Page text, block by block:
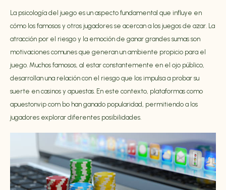
La psicología del juego es un aspecto fundamental que influye en
cómo los famosos y otros jugadores se acercan a los juegos de azar. La
atracción por el riesgo y la emoción de ganar grandes sumas son
motivaciones comunes que generan un ambiente propicio para el
juego. Muchos famosos, al estar constantemente en el ojo público,
desarrollan una relación con el riesgo que los impulsa a probar su
suerte en casinos y apuestas. En este contexto, plataformas como
apuestonvip com bo han ganado popularidad, permitiendo a los
jugadores explorar diferentes posibilidades.